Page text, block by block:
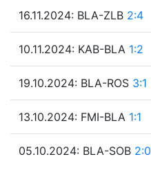
16.11.2024: BLA-ZLB 2:4
10.11.2024: KAB-BLA 1:2
19.10.2024: BLA-ROS 3:1
13.10.2024: FMI-BLA 1:1
05.10.2024: BLA-SOB 2:0